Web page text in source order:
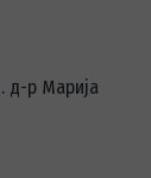
д-р Марија